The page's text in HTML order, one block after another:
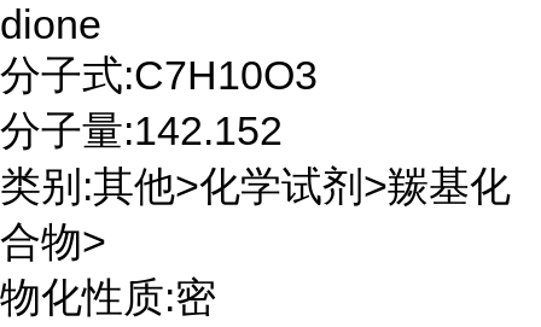
dione
分子式:C7H10O3
分子量:142.152
类别:其他>化学试剂>羰基化
合物>
物化性质:密